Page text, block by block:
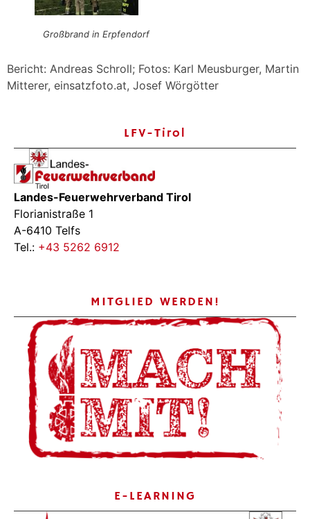
Großbrand in Erpfendorf
Bericht: Andreas Schroll; Fotos: Karl Meusburger, Martin
Mitterer, einsatzfoto.at, Josef Wörgötter
LFV-Tirol
Landes-Feuerwehrverband Tirol
Florianistraße 1
A-6410 Telfs
Tel.: +43 5262 6912
MITGLIED WERDEN!
E-LEARNING